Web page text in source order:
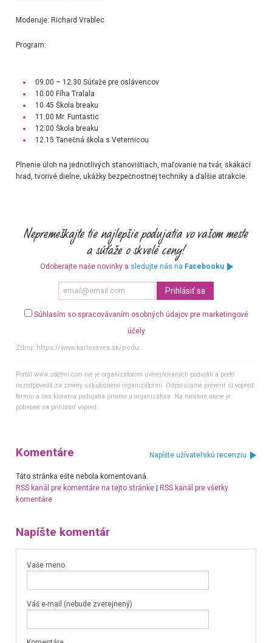
Moderuje: Richard Vrablec
Program:
09.00 – 12.30 Súťaže pre oslávencov
10.00 Fíha Tralala
10.45 Škola breaku
11.00 Mr. Funtastic
12.00 Škola breaku
12.15 Tanečná škola s Veternicou
Plnenie úloh na jednotlivých stanovištiach, maľovanie na tvár, skákací
hrad, tvorivé dielne, ukážky bezpečnostnej techniky a ďalšie atrakcie.
Odoberajte naše novinky a sledujte nás na Facebooku
Súhlasím so spracovávaním osobných údajov pre marketingové
účely
Zdroj: https://www.karlovaves.sk/podu...
Portál www.sdetmi.com nie je organizátorom uverejňovaných podujatí a preto
nezodpovedá za zmeny uskutočnené organizátormi. Odporúčame preveriť si vopred
termín a čas konania podujatia priamo u organizátora. Na niektoré akcie je
potrebné sa prihlásiť vopred.
Komentáre Napíšte užívateľskú recenziu
Táto stránka ešte nebola komentovaná.
RSS kanál pre komentáre na tejto stránke| RSS kanál pre všetky
komentáre
Napíšte komentár
Vaše meno
Váš e-mail (nebude zverejnený)